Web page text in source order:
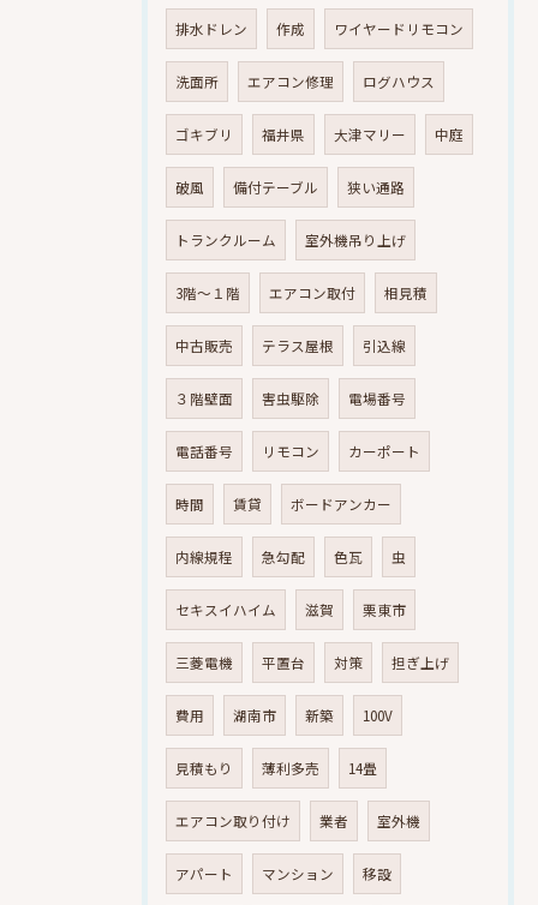
排水ドレン 作成 ワイヤードリモコン
洗面所 エアコン修理 ログハウス
ゴキブリ 福井県 大津マリー 中庭
破風 備付テーブル 狭い通路
トランクルーム 室外機吊り上げ
3階～１階 エアコン取付 相見積
中古販売 テラス屋根 引込線
３階壁面 害虫駆除 電場番号
電話番号 リモコン カーポート
時間 賃貸 ボードアンカー
内線規程 急勾配 色瓦 虫
セキスイハイム 滋賀 栗東市
三菱電機 平置台 対策 担ぎ上げ
費用 湖南市 新築 100V
見積もり 薄利多売 14畳
エアコン取り付け 業者 室外機
アパート マンション 移設